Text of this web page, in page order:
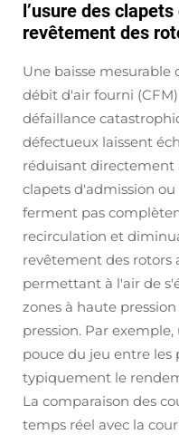
l’usure des
revêtement des
Une baisse mesurable
débit d'air fourni
défaillance
défectueux laissent
réduisant directement
clapets d'admission
ferment pas
recirculation et
revêtement des rotors
permettant à l'air de
zones à haute
pression. Par
pouce du jeu entre les
typiquement le
La comparaison des
temps réel avec la